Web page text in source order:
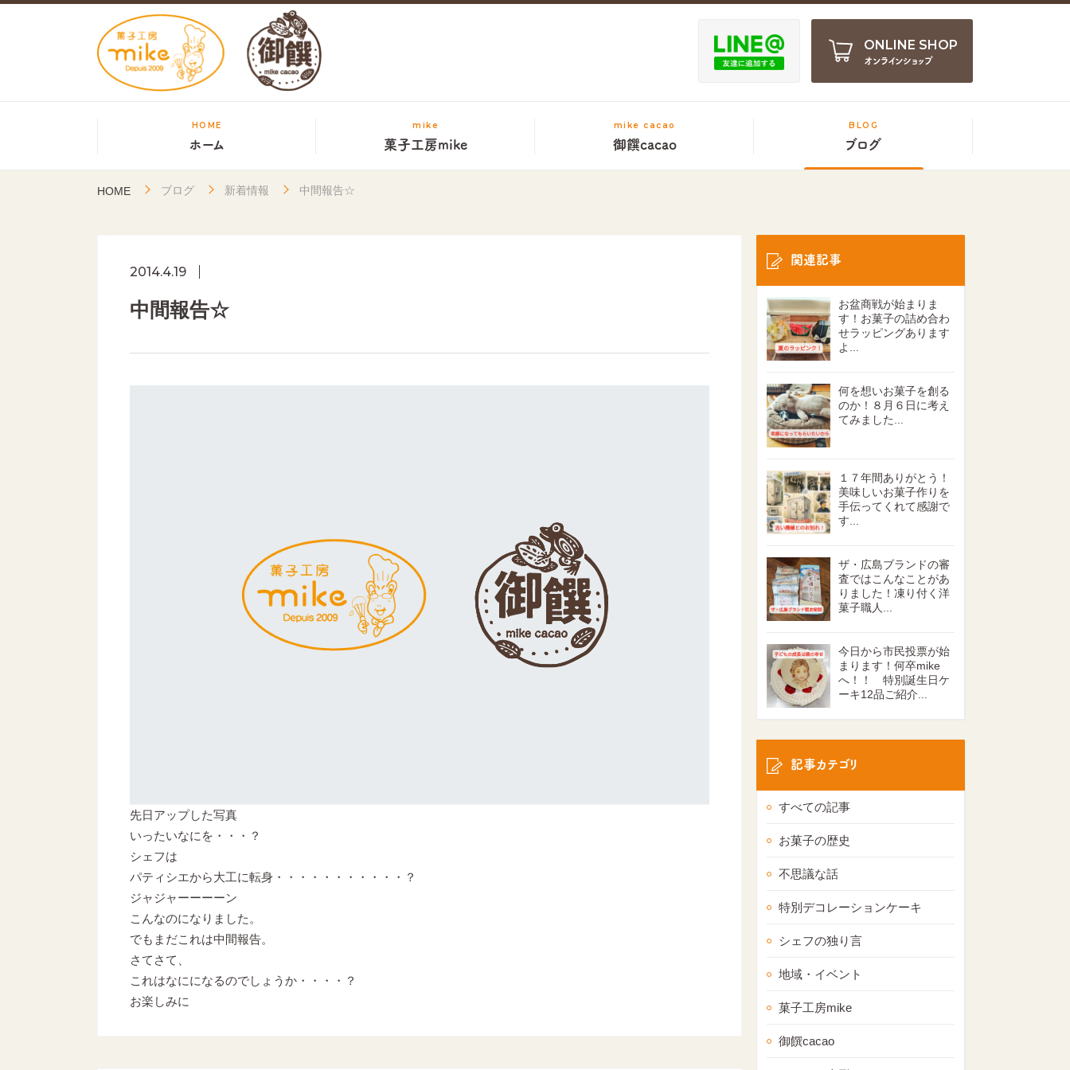
ONLINE SHOP
オンラインショップ
HOME
ホーム
mike
菓子工房mike
mike cacao
御饌cacao
BLOG
ブログ
HOME ブログ 新着情報 中間報告☆
2014.4.19
中間報告☆
先日アップした写真
いったいなにを・・・？
シェフは
パティシエから大工に転身・・・・・・・・・・・？
ジャジャーーーーン
こんなのになりました。
でもまだこれは中間報告。
さてさて、
これはなにになるのでしょうか・・・・？
お楽しみに
関連記事
お盆商戦が始まりま
す！お菓子の詰め合わ
せラッピングあります
よ...
何を想いお菓子を創る
のか！８月６日に考え
てみました...
１７年間ありがとう！
美味しいお菓子作りを
手伝ってくれて感謝で
す...
ザ・広島ブランドの審
査ではこんなことがあ
りました！凍り付く洋
菓子職人...
今日から市民投票が始
まります！何卒mike
へ！！ 特別誕生日ケ
ーキ12品ご紹介...
記事カテゴリ
すべての記事
お菓子の歴史
不思議な話
特別デコレーションケーキ
シェフの独り言
地域・イベント
菓子工房mike
御饌cacao